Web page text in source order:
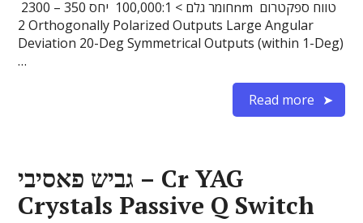
2 Orthogonally Polarized Outputs Large Angular
Deviation 20-Deg Symmetrical Outputs (within 1-Deg)
…
Read more
גביש פאסיבי – Cr YAG
Crystals Passive Q Switch